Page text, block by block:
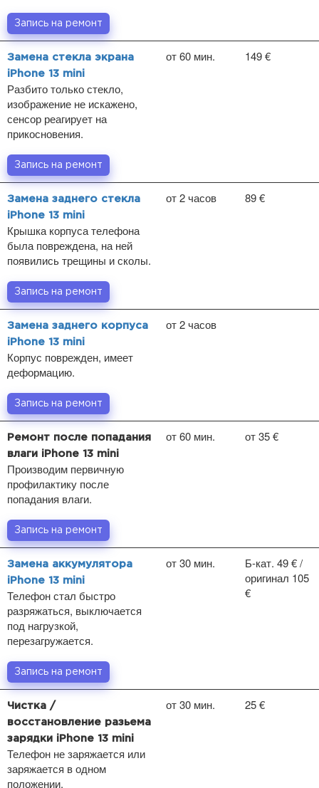
Запись на ремонт
Замена стекла экрана
iPhone 13 mini
Разбито только стекло,
изображение не искажено,
сенсор реагирует на
прикосновения.
от 60 мин. 149 €
Запись на ремонт
Замена заднего стекла
iPhone 13 mini
Крышка корпуса телефона
была повреждена, на ней
появились трещины и сколы.
от 2 часов 89 €
Запись на ремонт
Замена заднего корпуса
iPhone 13 mini
Корпус поврежден, имеет
деформацию.
от 2 часов
Запись на ремонт
Ремонт после попадания
влаги iPhone 13 mini
Производим первичную
профилактику после
попадания влаги.
от 60 мин. от 35 €
Запись на ремонт
Замена аккумулятора
iPhone 13 mini
Телефон стал быстро
разряжаться, выключается
под нагрузкой,
перезагружается.
от 30 мин.
Б-кат. 49 € /
оригинал 105
€
Запись на ремонт
Чистка /
восстановление разьема
зарядки iPhone 13 mini
Телефон не заряжается или
заряжается в одном
положении.
от 30 мин. 25 €